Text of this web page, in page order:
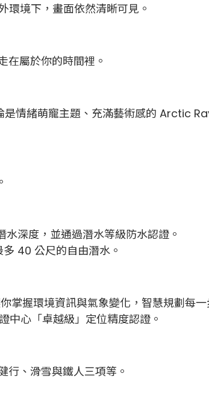
境下，畫面依然清晰可見。
在屬於你的時間裡。
情緒萌寵主題、充滿藝術感的 Arctic
深度，並通過潛水等級防水認證。
40 公尺的自由潛水。
掌握環境資訊與氣象變化，智慧規劃每
中心「卓越級」定位精度認證。
行、滑雪與鐵人三項等。